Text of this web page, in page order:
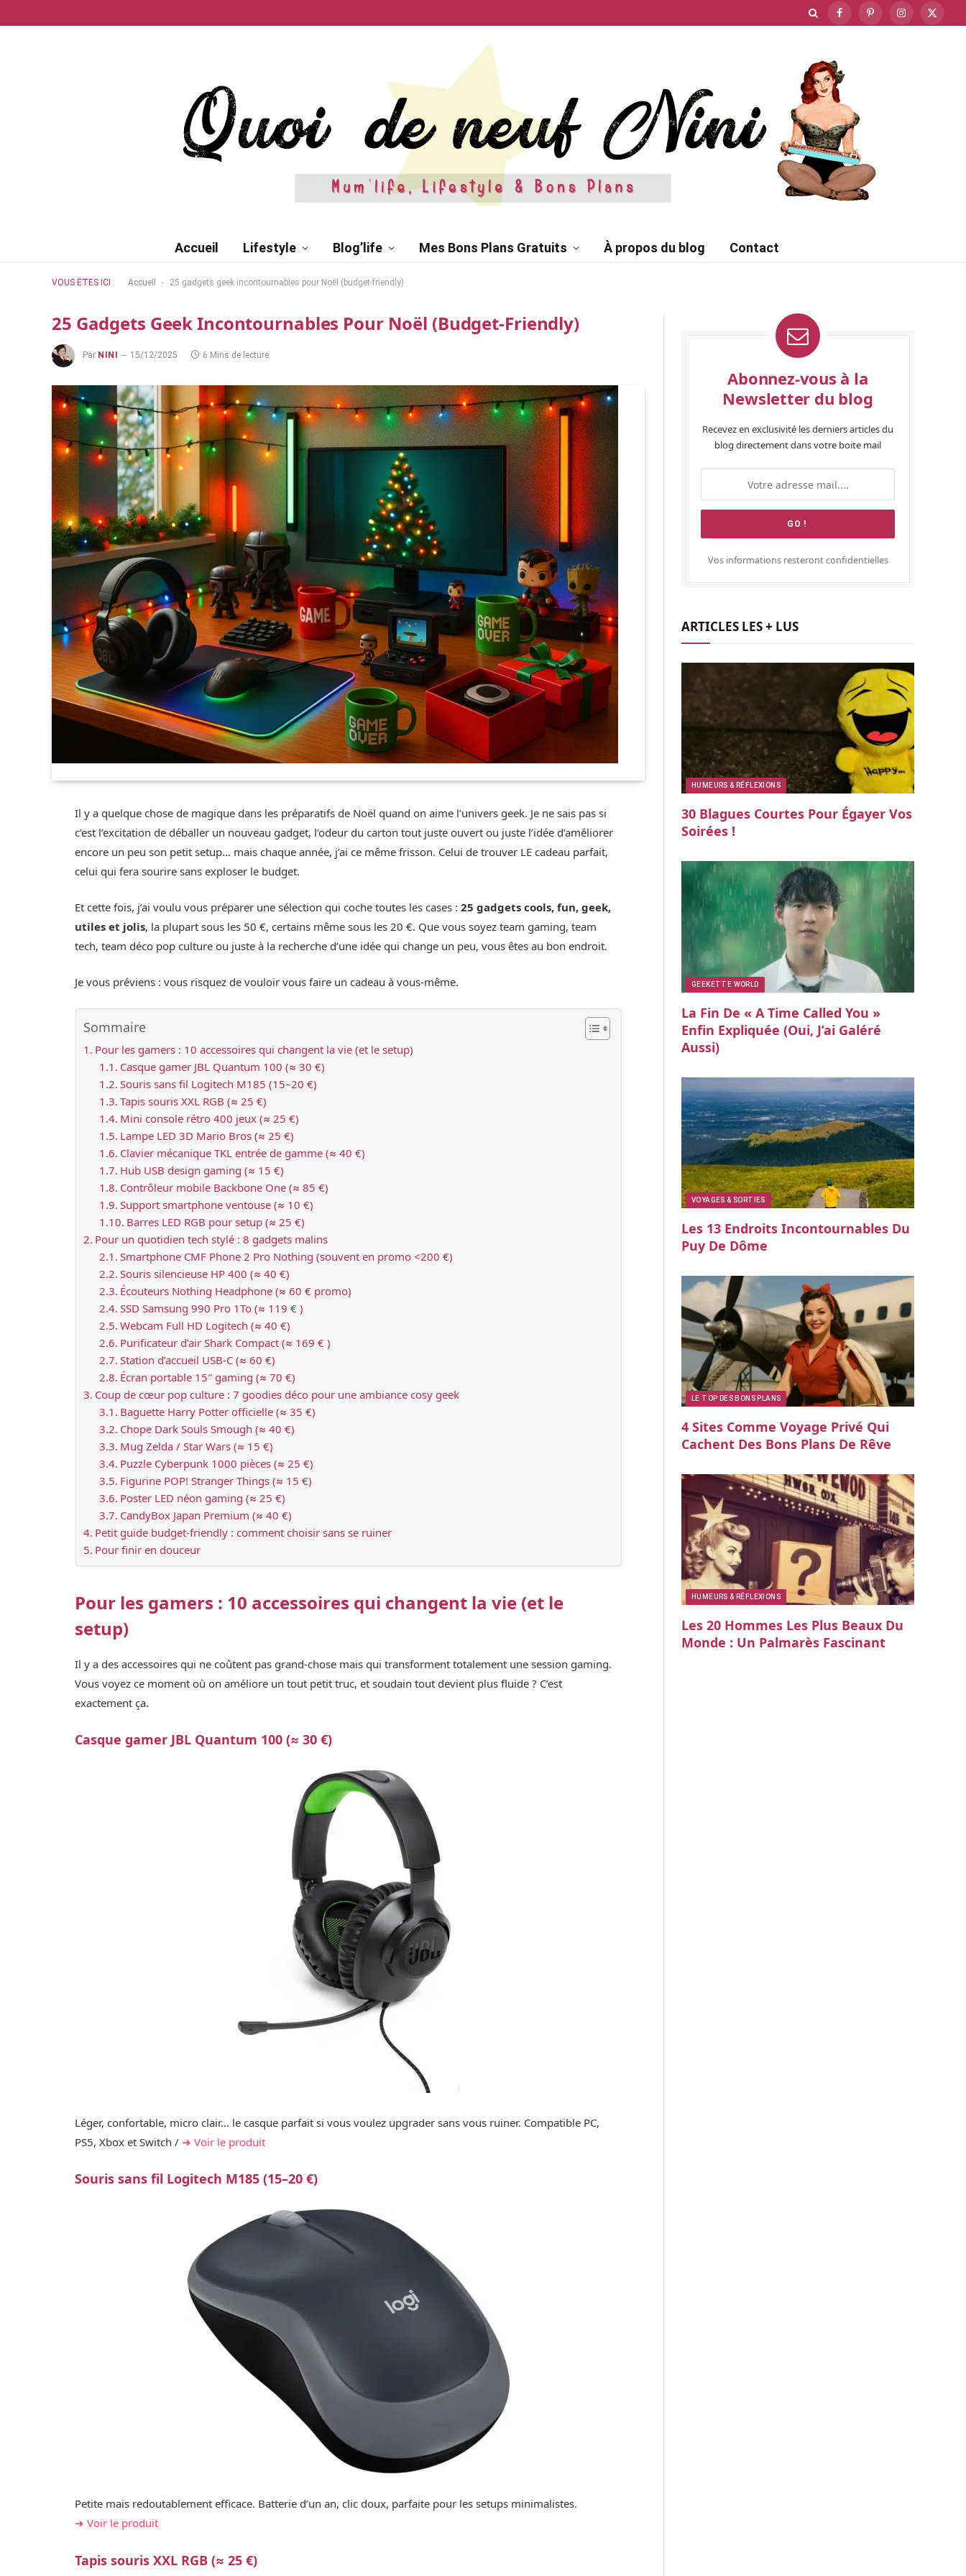
FacebookPinterestInstagram
X
Accueil Lifestyle Blog’life Mes Bons Plans Gratuits À propos du blog Contact
VOUS ÊTES ICI Accueil - 25 gadgets geek incontournables pour Noël (budget-friendly)
25 Gadgets Geek Incontournables Pour Noël (budget-Friendly)
Par NINI 15/12/2025 6 Mins de lecture
Il y a quelque chose de magique dans les préparatifs de Noël quand on aime l’univers geek. Je ne sais pas si
c’est l’excitation de déballer un nouveau gadget, l’odeur du carton tout juste ouvert ou juste l’idée d’améliorer
encore un peu son petit setup… mais chaque année, j’ai ce même frisson. Celui de trouver LE cadeau parfait,
celui qui fera sourire sans exploser le budget.
Et cette fois, j’ai voulu vous préparer une sélection qui coche toutes les cases :25 gadgets cools, fun, geek,
utiles et jolis, la plupart sous les 50 €, certains même sous les 20 €. Que vous soyez team gaming, team
tech, team déco pop culture ou juste à la recherche d’une idée qui change un peu, vous êtes au bon endroit.
Je vous préviens : vous risquez de vouloir vous faire un cadeau à vous-même.
Sommaire
Pour les gamers : 10 accessoires qui changent la vie (et le setup)
Casque gamer JBL Quantum 100 (≈ 30 €)
Souris sans fil Logitech M185 (15–20 €)
Tapis souris XXL RGB (≈ 25 €)
Mini console rétro 400 jeux (≈ 25 €)
Lampe LED 3D Mario Bros (≈ 25 €)
Clavier mécanique TKL entrée de gamme (≈ 40 €)
Hub USB design gaming (≈ 15 €)
Contrôleur mobile Backbone One (≈ 85 €)
Support smartphone ventouse (≈ 10 €)
Barres LED RGB pour setup (≈ 25 €)
Pour un quotidien tech stylé : 8 gadgets malins
Smartphone CMF Phone 2 Pro Nothing (souvent en promo <200 €)
Souris silencieuse HP 400 (≈ 40 €)
Écouteurs Nothing Headphone (≈ 60 € promo)
SSD Samsung 990 Pro 1To (≈ 119 € )
Webcam Full HD Logitech (≈ 40 €)
Purificateur d’air Shark Compact (≈ 169 € )
Station d’accueil USB‑C (≈ 60 €)
Écran portable 15″ gaming (≈ 70 €)
Coup de cœur pop culture : 7 goodies déco pour une ambiance cosy geek
Baguette Harry Potter officielle (≈ 35 €)
Chope Dark Souls Smough (≈ 40 €)
Mug Zelda / Star Wars (≈ 15 €)
Puzzle Cyberpunk 1000 pièces (≈ 25 €)
Figurine POP! Stranger Things (≈ 15 €)
Poster LED néon gaming (≈ 25 €)
CandyBox Japan Premium (≈ 40 €)
Petit guide budget-friendly : comment choisir sans se ruiner
Pour finir en douceur
Pour les gamers : 10 accessoires qui changent la vie (et le
setup)
Il y a des accessoires qui ne coûtent pas grand-chose mais qui transforment totalement une session gaming.
Vous voyez ce moment où on améliore un tout petit truc, et soudain tout devient plus fluide ? C’est
exactement ça.
Casque gamer JBL Quantum 100 (≈ 30 €)
Léger, confortable, micro clair… le casque parfait si vous voulez upgrader sans vous ruiner. Compatible PC,
PS5, Xbox et Switch / ➜ Voir le produit
Souris sans fil Logitech M185 (15–20 €)
Petite mais redoutablement efficace. Batterie d’un an, clic doux, parfaite pour les setups minimalistes.
➜ Voir le produit
Tapis souris XXL RGB (≈ 25 €)
Abonnez-vous à la
Newsletter du blog
Recevez en exclusivité les derniers articles du
blog directement dans votre boite mail
Vos informations resteront confidentielles
ARTICLES LES + LUS
HUMEURS & RÉFLEXIONS
30 Blagues Courtes Pour Égayer Vos
Soirées !
GEEKETTE WORLD
La Fin De « A Time Called You »
Enfin Expliquée (oui, J’ai Galéré
Aussi)
VOYAGES & SORTIES
Les 13 Endroits Incontournables Du
Puy De Dôme
LE TOP DES BONS PLANS
4 Sites Comme Voyage Privé Qui
Cachent Des Bons Plans De Rêve
HUMEURS & RÉFLEXIONS
Les 20 Hommes Les Plus Beaux Du
Monde : Un Palmarès Fascinant